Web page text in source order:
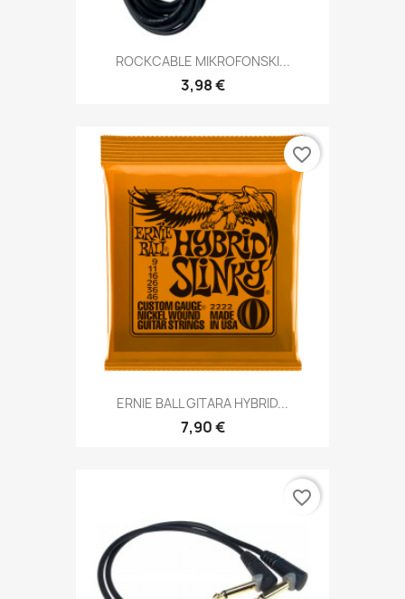
ROCKCABLE MIKROFONSKI...
3,98 €
ERNIE BALL GITARA HYBRID...
7,90 €
favorite_border
favorite_border